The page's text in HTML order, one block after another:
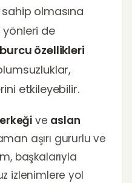
olmasına
yönleri de
özellikleri
etkileyebilir.
ve aslan
aşırı gururlu ve
başkalarıyla
izlenimlere yol